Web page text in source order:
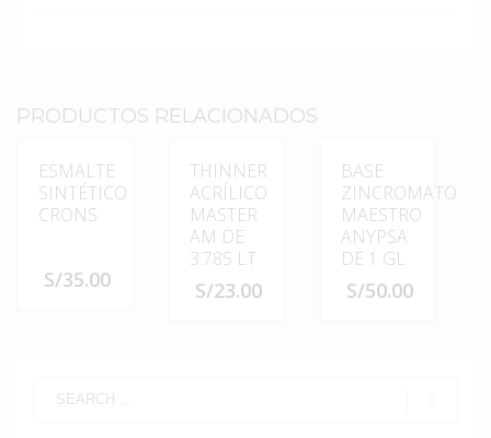
PRODUCTOS RELACIONADOS
ESMALTE
SINTÉTICO
CRONS
S/35.00
múltiples
THINNER
ACRÍLICO
MASTER
AM DE
3.785 LT
S/23.00
BASE
ZINCROMATO
MAESTRO
ANYPSA
DE 1 GL
S/50.00